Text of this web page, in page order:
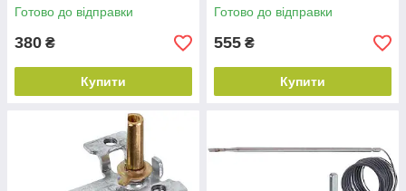
Готово до відправки
380 ₴
Купити
Готово до відправки
555 ₴
Купити